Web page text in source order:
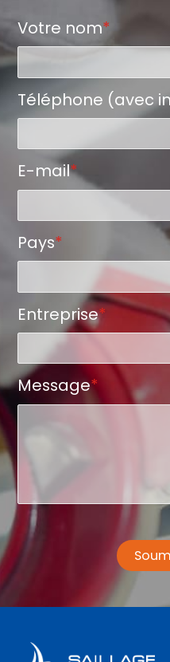
Votre nom*
Téléphone (avec
E-mail*
Pays*
Entreprise*
Message*